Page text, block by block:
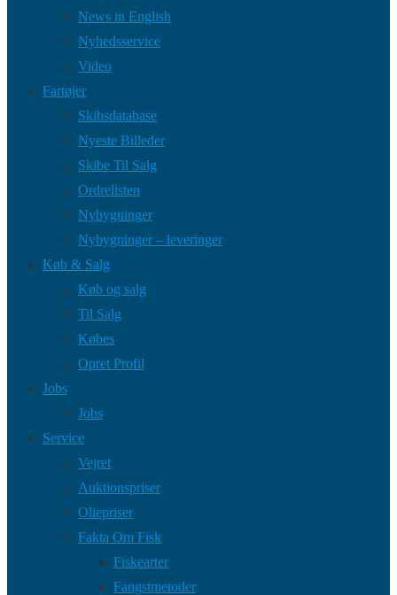
News in English
Nyhedsservice
Video
Fartøjer
Skibsdatabase
Nyeste Billeder
Skibe Til Salg
Ordrelisten
Nybygninger
Nybygninger – leveringer
Køb & Salg
Køb og salg
Til Salg
Købes
Opret Profil
Jobs
Jobs
Service
Vejret
Auktionspriser
Oliepriser
Fakta Om Fisk
Fiskearter
Fangstmetoder